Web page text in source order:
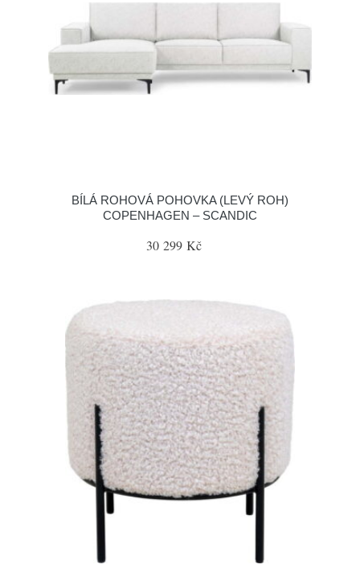
BÍLÁ ROHOVÁ POHOVKA (LEVÝ ROH)
COPENHAGEN – SCANDIC
30 299 Kč